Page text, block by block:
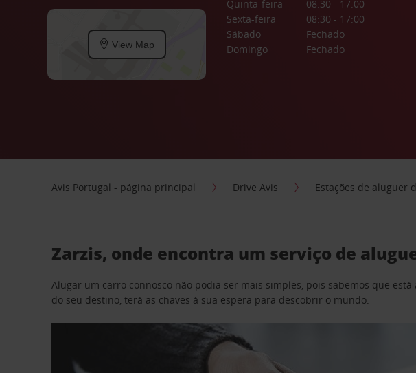
View Map
Quinta-feira
08:30 - 17:00
Sexta-feira
08:30 - 17:00
Sábado
Fechado
Domingo
Fechado
Avis Portugal - página principal Drive Avis Estações de aluguer
Zarzis, onde encontra um serviço de
Alugar um carro connosco não podia ser mais simples, pois sabemos que
do seu destino, terá as chaves à sua espera para descobrir o mundo.